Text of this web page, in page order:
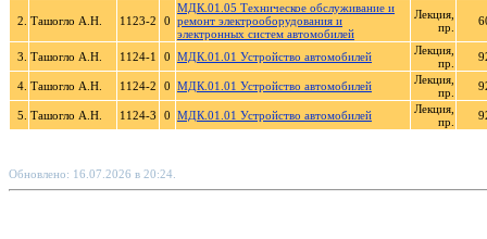
2. Ташогло А.Н. 1123-2 0
МДК.01.05 Техническое обслуживание и
ремонт электрооборудования и
электронных систем автомобилей
Лекция,
пр.
3. Ташогло А.Н. 1124-1 0 МДК.01.01 Устройство автомобилей
Лекция,
пр.
4. Ташогло А.Н. 1124-2 0 МДК.01.01 Устройство автомобилей
Лекция,
пр.
5. Ташогло А.Н. 1124-3 0 МДК.01.01 Устройство автомобилей
Лекция,
пр.
Обновлено: 16.07.2026 в 20:24.